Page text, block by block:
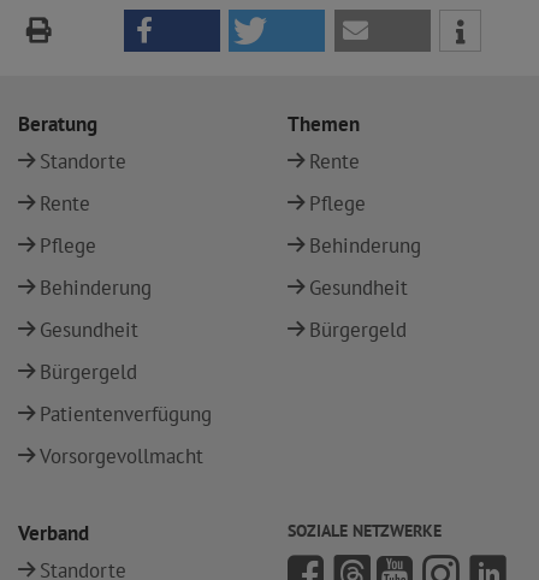
Beratung
Standorte
Rente
Pflege
Behinderung
Gesundheit
Bürgergeld
Patientenverfügung
Vorsorgevollmacht
Themen
Rente
Pflege
Behinderung
Gesundheit
Bürgergeld
Verband
Standorte
SOZIALE NETZWERKE